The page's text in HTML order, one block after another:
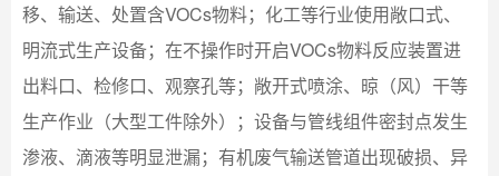
移、输送、处置含VOCs物料；化工等行业使用敞口式、
明流式生产设备；在不操作时开启VOCs物料反应装置进
出料口、检修口、观察孔等；敞开式喷涂、晾（风）干等
生产作业（大型工件除外）；设备与管线组件密封点发生
渗液、滴液等明显泄漏；有机废气输送管道出现破损、异